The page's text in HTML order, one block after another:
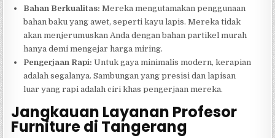
Bahan Berkualitas: Mereka mengutamakan penggunaan
bahan baku yang awet, seperti kayu lapis. Mereka tidak
akan menjerumuskan Anda dengan bahan partikel murah
hanya demi mengejar harga miring.
Pengerjaan Rapi: Untuk gaya minimalis modern, kerapian
adalah segalanya. Sambungan yang presisi dan lapisan
luar yang rapi adalah ciri khas pengerjaan mereka.
Jangkauan Layanan Profesor
Furniture di Tangerang